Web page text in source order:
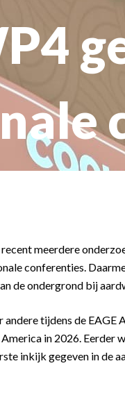
meerdere
conferenties.
de ondergrond bij
tijdens de EAGE
in 2026. Eerder
inkijk gegeven in de